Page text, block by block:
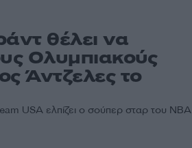
θέλει να
Ολυμπιακούς
Άντζελες το
USA ελπίζει ο σούπερ σταρ του ΝΒΑ